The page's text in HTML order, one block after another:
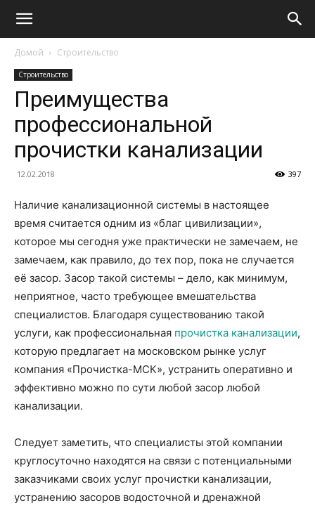
Домой Строительство
Строительство
Преимущества
профессиональной
прочистки канализации
12.02.2018 397
Наличие канализационной системы в настоящее
время считается одним из «благ цивилизации»,
которое мы сегодня уже практически не замечаем, не
замечаем, как правило, до тех пор, пока не случается
её засор. Засор такой системы – дело, как минимум,
неприятное, часто требующее вмешательства
специалистов. Благодаря существованию такой
услуги, как профессиональная прочистка канализации,
которую предлагает на московском рынке услуг
компания «Прочистка-МСК», устранить оперативно и
эффективно можно по сути любой засор любой
канализации.
Следует заметить, что специалисты этой компании
круглосуточно находятся на связи с потенциальными
заказчиками своих услуг прочистки канализации,
устранению засоров водосточной и дренажной